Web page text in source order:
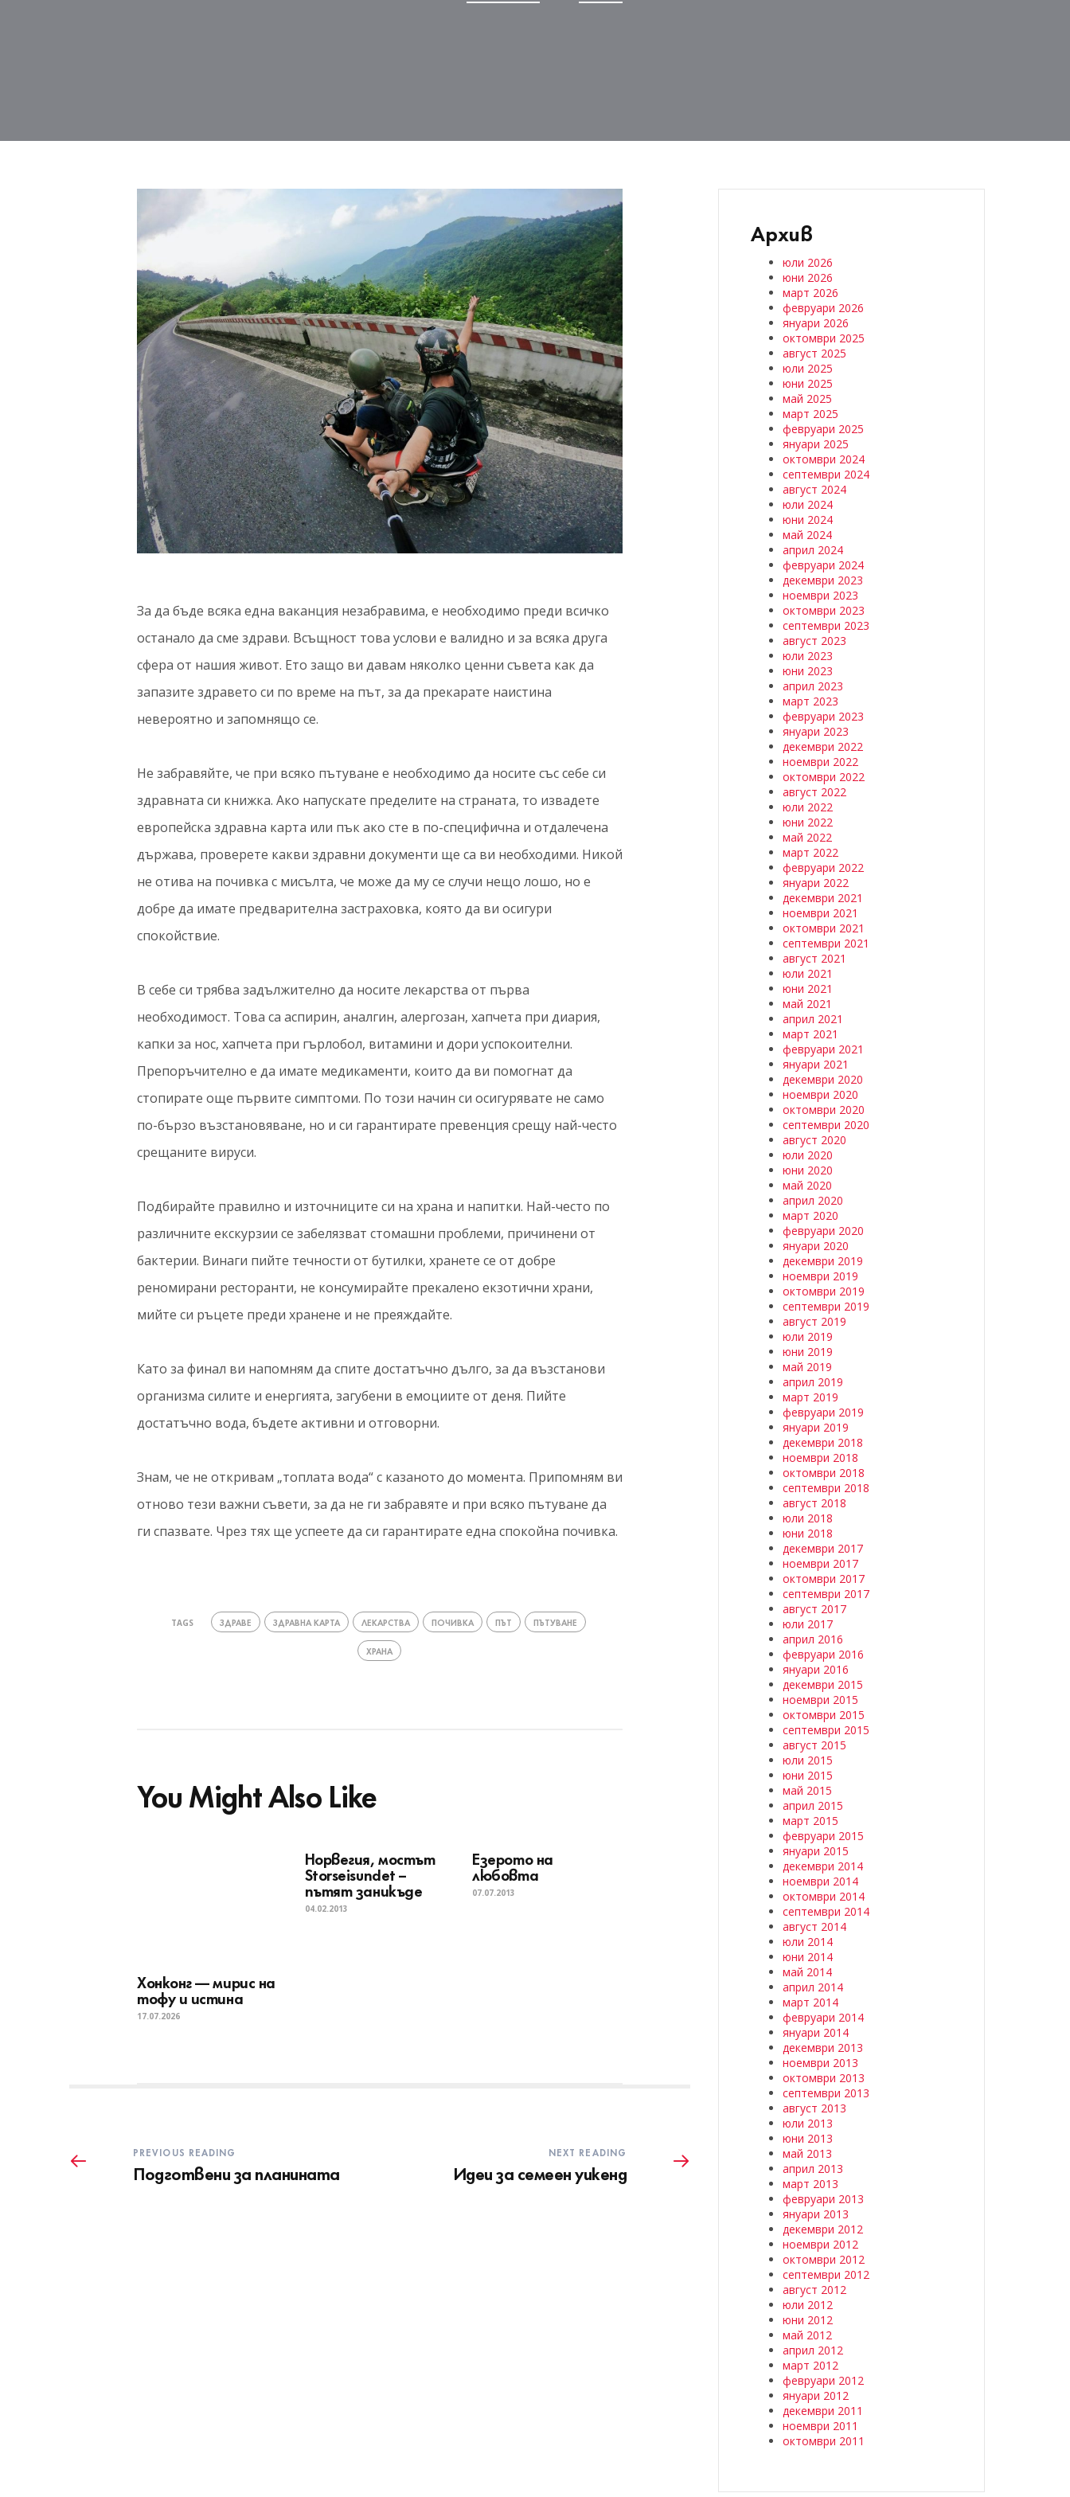
За да бъде всяка една ваканция незабравима, е необходимо преди всичко
останало да сме здрави. Всъщност това услови е валидно и за всяка друга
сфера от нашия живот. Ето защо ви давам няколко ценни съвета как да
запазите здравето си по време на път, за да прекарате наистина
невероятно и запомнящо се.
Не забравяйте, че при всяко пътуване е необходимо да носите със себе си
здравната си книжка. Ако напускате пределите на страната, то извадете
европейска здравна карта или пък ако сте в по-специфична и отдалечена
държава, проверете какви здравни документи ще са ви необходими. Никой
не отива нa почивка с мисълта, че може да му се случи нещо лошо, но е
добре да имате предварителна застраховка, която да ви осигури
спокойствие.
В себе си трябва задължително да носите лекарства от първа
необходимост. Това са аспирин, аналгин, алергозан, хапчета при диария,
капки за нос, хапчета при гърлобол, витамини и дори успокоителни.
Препоръчително е да имате медикаменти, които да ви помогнат да
стопирате още първите симптоми. По този начин си осигурявате не само
по-бързо възстановяване, но и си гарантирате превенция срещу най-често
срещаните вируси.
Подбирайте правилно и източниците си на храна и напитки. Най-често по
различните екскурзии се забелязват стомашни проблеми, причинени от
бактерии. Винаги пийте течности от бутилки, хранете се от добре
реномирани ресторанти, не консумирайте прекалено екзотични храни,
мийте си ръцете преди хранене и не преяждайте.
Като за финал ви напомням да спите достатъчно дълго, за да възстанови
организма силите и енергията, загубени в емоциите от деня. Пийте
достатъчно вода, бъдете активни и отговорни.
Знам, че не откривам „топлата вода“ с казаното до момента. Припомням ви
отново тези важни съвети, за да не ги забравяте и при всяко пътуване да
ги спазвате. Чрез тях ще успеете да си гарантирате една спокойна почивка.
TAGS ЗДРАВЕ ЗДРАВНА КАРТА ЛЕКАРСТВА ПОЧИВКА ПЪТ ПЪТУВАНЕ
ХРАНА
You Might Also Like
Хонконг — мирис на
тофу и истина
17.07.2026
Норвегия, мостът
Storseisundet –
пътят заникъде
04.02.2013
Eзерото на
любовта
07.07.2013
PREVIOUS READING
Подготвени за планината
NEXT READING
Идеи за семеен уикенд
Архив
юли 2026
юни 2026
март 2026
февруари 2026
януари 2026
октомври 2025
август 2025
юли 2025
юни 2025
май 2025
март 2025
февруари 2025
януари 2025
октомври 2024
септември 2024
август 2024
юли 2024
юни 2024
май 2024
април 2024
февруари 2024
декември 2023
ноември 2023
октомври 2023
септември 2023
август 2023
юли 2023
юни 2023
април 2023
март 2023
февруари 2023
януари 2023
декември 2022
ноември 2022
октомври 2022
август 2022
юли 2022
юни 2022
май 2022
март 2022
февруари 2022
януари 2022
декември 2021
ноември 2021
октомври 2021
септември 2021
август 2021
юли 2021
юни 2021
май 2021
април 2021
март 2021
февруари 2021
януари 2021
декември 2020
ноември 2020
октомври 2020
септември 2020
август 2020
юли 2020
юни 2020
май 2020
април 2020
март 2020
февруари 2020
януари 2020
декември 2019
ноември 2019
октомври 2019
септември 2019
август 2019
юли 2019
юни 2019
май 2019
април 2019
март 2019
февруари 2019
януари 2019
декември 2018
ноември 2018
октомври 2018
септември 2018
август 2018
юли 2018
юни 2018
декември 2017
ноември 2017
октомври 2017
септември 2017
август 2017
юли 2017
април 2016
февруари 2016
януари 2016
декември 2015
ноември 2015
октомври 2015
септември 2015
август 2015
юли 2015
юни 2015
май 2015
април 2015
март 2015
февруари 2015
януари 2015
декември 2014
ноември 2014
октомври 2014
септември 2014
август 2014
юли 2014
юни 2014
май 2014
април 2014
март 2014
февруари 2014
януари 2014
декември 2013
ноември 2013
октомври 2013
септември 2013
август 2013
юли 2013
юни 2013
май 2013
април 2013
март 2013
февруари 2013
януари 2013
декември 2012
ноември 2012
октомври 2012
септември 2012
август 2012
юли 2012
юни 2012
май 2012
април 2012
март 2012
февруари 2012
януари 2012
декември 2011
ноември 2011
октомври 2011